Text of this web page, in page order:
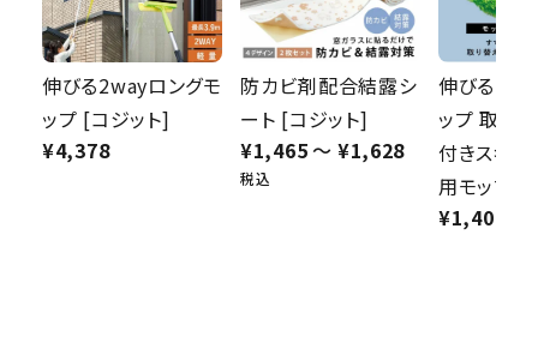
伸びる2wayロングモ
ップ [コジット]
¥4,378
防カビ剤配合結露シ
ート [コジット]
¥1,465〜 ¥1,628
税込
伸びる
ップ 取替
付きスキ
用モップ [
¥1,408